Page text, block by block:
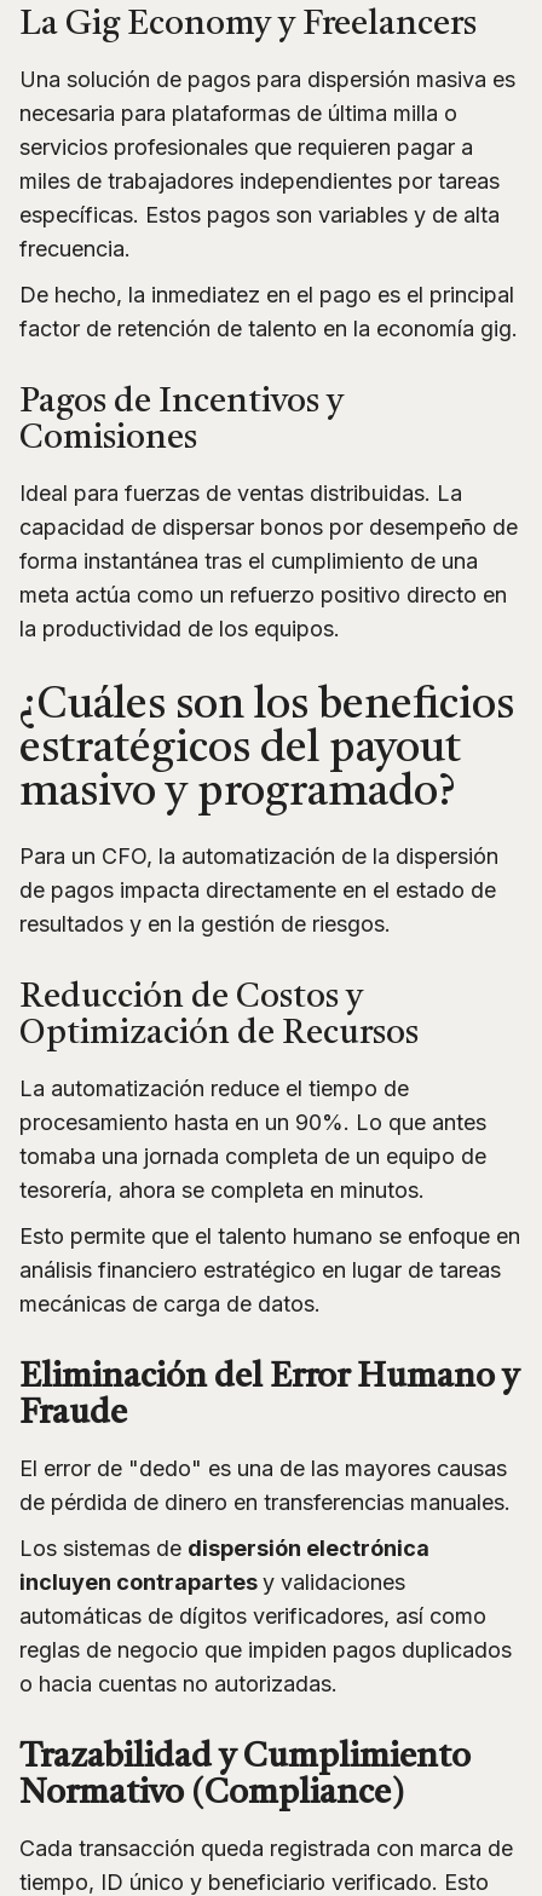
La Gig Economy y Freelancers
Una solución de pagos para dispersión masiva es
necesaria para plataformas de última milla o
servicios profesionales que requieren pagar a
miles de trabajadores independientes por tareas
específicas. Estos pagos son variables y de alta
frecuencia.
De hecho, la inmediatez en el pago es el principal
factor de retención de talento en la economía gig.
Pagos de Incentivos y
Comisiones
Ideal para fuerzas de ventas distribuidas. La
capacidad de dispersar bonos por desempeño de
forma instantánea tras el cumplimiento de una
meta actúa como un refuerzo positivo directo en
la productividad de los equipos.
¿Cuáles son los beneficios
estratégicos del payout
masivo y programado?
Para un CFO, la automatización de la dispersión
de pagos impacta directamente en el estado de
resultados y en la gestión de riesgos.
Reducción de Costos y
Optimización de Recursos
La automatización reduce el tiempo de
procesamiento hasta en un 90%. Lo que antes
tomaba una jornada completa de un equipo de
tesorería, ahora se completa en minutos.
Esto permite que el talento humano se enfoque en
análisis financiero estratégico en lugar de tareas
mecánicas de carga de datos.
Eliminación del Error Humano y
Fraude
El error de "dedo" es una de las mayores causas
de pérdida de dinero en transferencias manuales.
Los sistemas de dispersión electrónica
incluyen contrapartesy validaciones
automáticas de dígitos verificadores, así como
reglas de negocio que impiden pagos duplicados
o hacia cuentas no autorizadas.
Trazabilidad y Cumplimiento
Normativo (Compliance)
Cada transacción queda registrada con marca de
tiempo, ID único y beneficiario verificado. Esto